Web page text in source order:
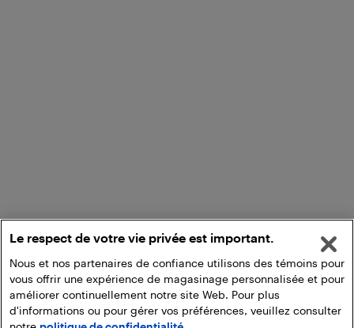
Le respect de votre vie privée est important.
Nous et nos partenaires de confiance utilisons des témoins pour
vous offrir une expérience de magasinage personnalisée et pour
améliorer continuellement notre site Web. Pour plus
d'informations ou pour gérer vos préférences, veuillez consulter